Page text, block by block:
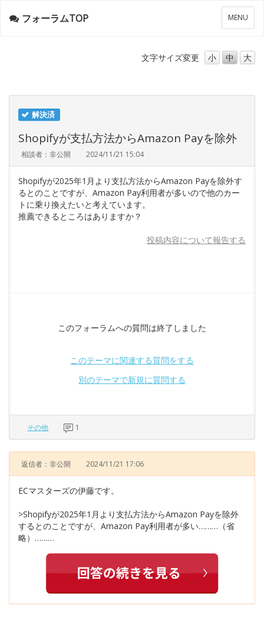
メ
ニ
ー
MENU
フォーラムTOP
文字サイズ変更 小 中 大
解決済
Shopifyが支払方法からAmazon Payを除外
相談者：非公開 2024/11/21 15:04
Shopifyが2025年1月より支払方法からAmazon Payを除外す
るとのことですが、Amazon Pay利用者が多いので他のカー
トに乗り換えたいと考えています。
推薦できるところはありますか？
投稿内容について報告する
このフォーラムへの質問は終了しました
このテーマに関連する質問をする
別のテーマで新規に質問する
その他 1
返信者：非公開 2024/11/21 17:06
ECマスターズの伊藤です。
>Shopifyが2025年1月より支払方法からAmazon Payを除外
するとのことですが、Amazon Pay利用者が多い………（省
略）………